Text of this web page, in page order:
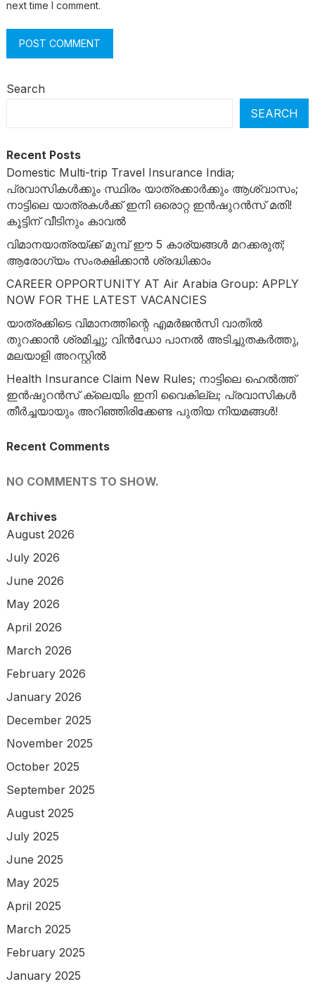
next time I comment.
Search
SEARCH
Recent Posts
Domestic Multi-trip Travel Insurance India;
പ്രവാസികൾക്കും സ്ഥിരം യാത്രക്കാർക്കും ആശ്വാസം;
നാട്ടിലെ യാത്രകൾക്ക് ഇനി ഒരൊറ്റ ഇൻഷുറൻസ് മതി!
കൂട്ടിന് വീടിനും കാവൽ
വിമാനയാത്രയ്ക്ക് മുമ്പ് ഈ 5 കാര്യങ്ങൾ മറക്കരുത്;
ആരോഗ്യം സംരക്ഷിക്കാൻ ശ്രദ്ധിക്കാം
CAREER OPPORTUNITY AT Air Arabia Group: APPLY
NOW FOR THE LATEST VACANCIES
യാത്രക്കിടെ വിമാനത്തിന്റെ എമർജൻസി വാതിൽ
തുറക്കാൻ ശ്രമിച്ചു; വിൻഡോ പാനൽ അടിച്ചുതകർത്തു,
മലയാളി അറസ്റ്റിൽ
Health Insurance Claim New Rules; നാട്ടിലെ ഹെൽത്ത്
ഇൻഷുറൻസ് ക്ലെയിം ഇനി വൈകില്ല; പ്രവാസികൾ
തീർച്ചയായും അറിഞ്ഞിരിക്കേണ്ട പുതിയ നിയമങ്ങൾ!
Recent Comments
NO COMMENTS TO SHOW.
Archives
August 2026
July 2026
June 2026
May 2026
April 2026
March 2026
February 2026
January 2026
December 2025
November 2025
October 2025
September 2025
August 2025
July 2025
June 2025
May 2025
April 2025
March 2025
February 2025
January 2025